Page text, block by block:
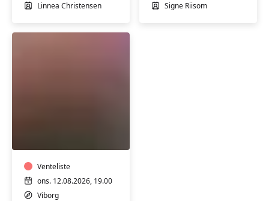
Linnea Christensen
Signe Riisom
Venteliste
ons. 12.08.2026, 19.00
Viborg